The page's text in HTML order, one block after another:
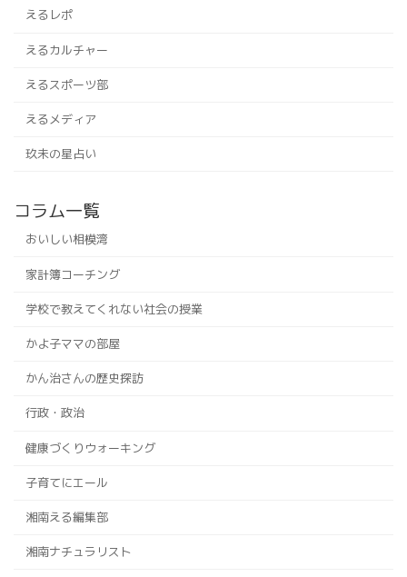
えるレポ
えるカルチャー
えるスポーツ部
えるメディア
玖未の星占い
コラム一覧
おいしい相模湾
家計簿コーチング
学校で教えてくれない社会の授業
かよ子ママの部屋
かん治さんの歴史探訪
行政・政治
健康づくりウォーキング
子育てにエール
湘南える編集部
湘南ナチュラリスト